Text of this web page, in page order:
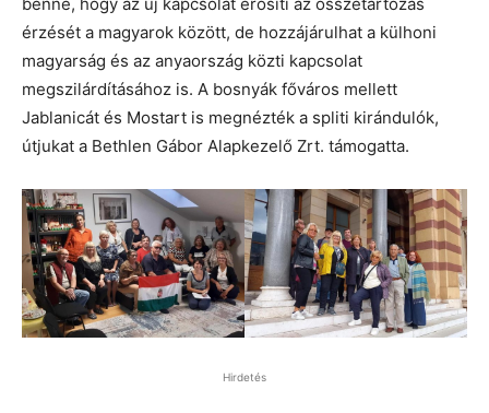
érzését a magyarok között, de hozzájárulhat a külhoni
magyarság és az anyaország közti kapcsolat
megszilárdításához is. A bosnyák főváros mellett
Jablanicát és Mostart is megnézték a spliti kirándulók,
útjukat a Bethlen Gábor Alapkezelő Zrt. támogatta.
Hirdetés